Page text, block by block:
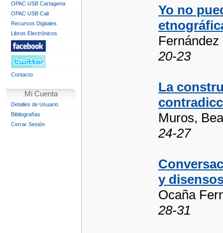
OPAC USB Cartagena
OPAC USB Cali
Recursos Digitales
Libros Electrónicos
Contacto
Mi Cuenta
Detalles de Usuario
Bibliografías
Cerrar Sesión
Yo no
20-23
La
Muros,
24-27
y
Ocaña
28-31